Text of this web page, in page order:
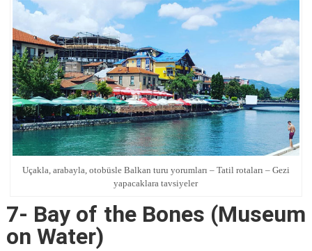
Uçakla, arabayla, otobüsle Balkan turu yorumları – Tatil rotaları – Gezi
yapacaklara tavsiyeler
7- Bay of the Bones (Museum
on Water)